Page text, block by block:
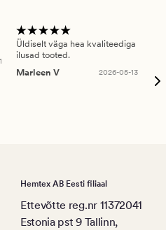
Üldiselt väga hea kvaliteediga
ilusad tooted.
Marleen V
2026-05-13
Hemtex AB Eesti filiaal
Ettevõtte reg.nr 11372041
Estonia pst 9 Tallinn,